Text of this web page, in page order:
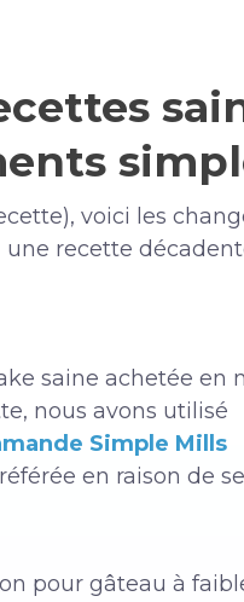
voici les
recette
saine achetée en
nous avons utilisé
Simple Mills
en raison de
pour gâteau à